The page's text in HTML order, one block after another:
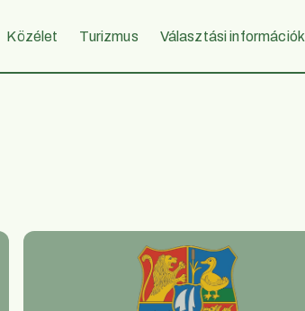
Közélet Turizmus Választási információk